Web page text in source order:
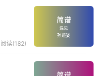
阅读(182)